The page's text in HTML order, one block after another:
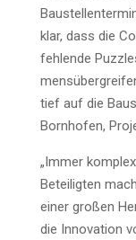
klar, dass die
feh­len­de
tief auf die
Born­ho­fen,
„Immer
Betei­lig­ten
einer gro­ßen
die Inno­va­ti­on